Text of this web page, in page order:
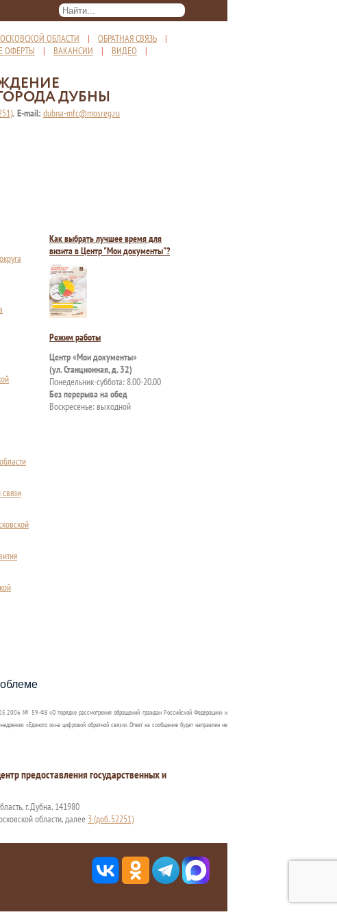
ОБЛАСТИ | ОБРАТНАЯ СВЯЗЬ |
ОФЕРТЫ | ВАКАНСИИ | ВИДЕО |
ДУБНЫ
, E-mail: dubna-mfc@mosreg.ru
Как выбрать лучшее время для
визита в Центр "Мои документы"?
Режим работы
Центр «Мои документы»
(ул. Станционная, д. 32)
Понедельник-суббота: 8.00-20.00
Без перерыва на обед
Воскресенье: выходной
пособия?
№ 59-ФЗ «О порядке рассмотрения обращений граждан Российской Федерации» и
«Единого окна цифровой обратной связи». Ответ на сообщение будет направлен не
предоставления государственных и
г. Дубна, 141980
области, далее 3 (доб. 52251)